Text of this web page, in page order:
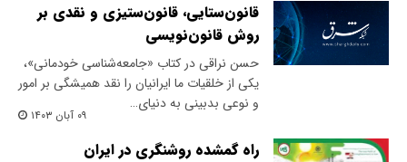
قانون‌‌ستایی، قانون‌‌ستیزی و نقدی بر
روش قانون‌نویسی
حسن نراقی در کتاب «جامعه‌شناسی خودمانی»،
یکی از خلقیات ما ایرانیان را نقد همیشگی بر امور
و نوعی بدبینی به دنیای…
۰۹ آبان ۱۴۰۳
راه گمشده روشنگری در ایران